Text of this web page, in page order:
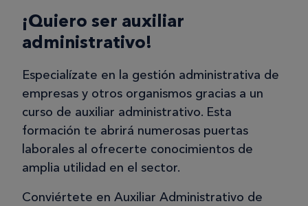
¡Quiero ser auxiliar
administrativo!
Especialízate en la gestión administrativa de
empresas y otros organismos gracias a un
curso de auxiliar administrativo. Esta
formación te abrirá numerosas puertas
laborales al ofrecerte conocimientos de
amplia utilidad en el sector.
Conviértete en Auxiliar Administrativo de